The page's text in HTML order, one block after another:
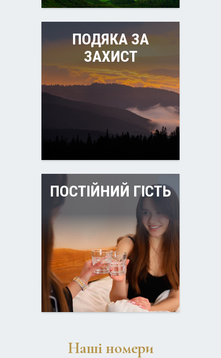
ПОДЯКА ЗА
ЗАХИСТ
ПОСТІЙНИЙ ГІСТЬ
Наші номери